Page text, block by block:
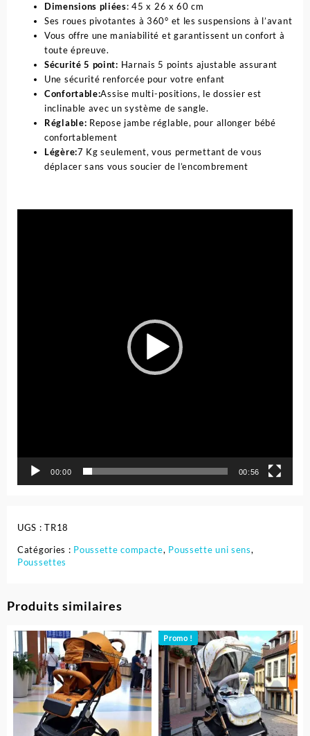
Dimensions pliées: 45 x 26 x 60 cm
Ses roues pivotantes à 360° et les suspensions à l’avant
Vous offre une maniabilité et garantissent un confort à
toute épreuve.
Sécurité 5 point: Harnais 5 points ajustable assurant
Une sécurité renforcée pour votre enfant
Confortable:Assise multi-positions, le dossier est
inclinable avec un système de sangle.
Réglable: Repose jambe réglable, pour allonger bébé
confortablement
Légère:7 Kg seulement, vous permettant de vous
déplacer sans vous soucier de l’encombrement
00:00 00:56
UGS :TR18
Catégories : Poussette compacte, Poussette uni sens,
Poussettes
Produits similaires
Promo !